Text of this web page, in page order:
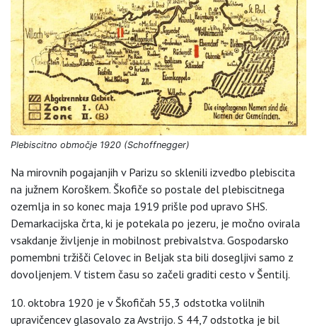
Plebiscitno območje 1920 (Schoffnegger)
Na mirovnih pogajanjih v Parizu so sklenili izvedbo plebiscita
na južnem Koroškem. Škofiče so postale del plebiscitnega
ozemlja in so konec maja 1919 prišle pod upravo SHS.
Demarkacijska črta, ki je potekala po jezeru, je močno ovirala
vsakdanje življenje in mobilnost prebivalstva. Gospodarsko
pomembni tržišči Celovec in Beljak sta bili dosegljivi samo z
dovoljenjem. V tistem času so začeli graditi cesto v Šentilj.
10. oktobra 1920 je v Škofičah 55,3 odstotka volilnih
upravičencev glasovalo za Avstrijo. S 44,7 odstotka je bil